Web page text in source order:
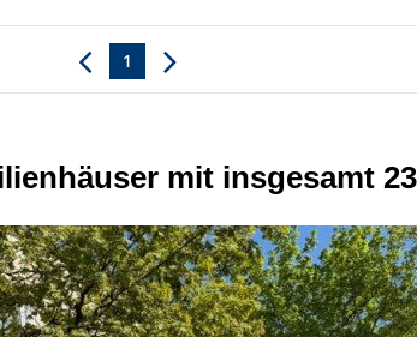
1
mit insgesamt